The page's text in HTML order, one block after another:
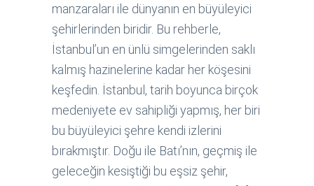
manzaraları ile dünyanın en büyüleyici
şehirlerinden biridir. Bu rehberle,
İstanbul’un en ünlü simgelerinden saklı
kalmış hazinelerine kadar her köşesini
keşfedin. İstanbul, tarih boyunca birçok
medeniyete ev sahipliği yapmış, her biri
bu büyüleyici şehre kendi izlerini
bırakmıştır. Doğu ile Batı’nın, geçmiş ile
geleceğin kesiştiği bu eşsiz şehir,